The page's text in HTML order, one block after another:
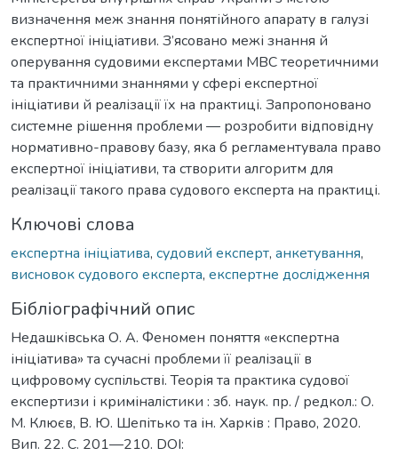
визначення меж знання понятійного апарату в галузі
експертної ініціативи. З’ясовано межі знання й
оперування судовими експертами МВС теоретичними
та практичними знаннями у сфері експертної
ініціативи й реалізації їх на практиці. Запропоновано
системне рішення проблеми — розробити відповідну
нормативно-правову базу, яка б регламентувала право
експертної ініціативи, та створити алгоритм для
реалізації такого права судового експерта на практиці.
Ключові слова
експертна ініціатива, судовий експерт, анкетування,
висновок судового експерта, експертне дослідження
Бібліографічний опис
Недашківська О. А. Феномен поняття «експертна
ініціатива» та сучасні проблеми її реалізації в
цифровому суспільстві. Теорія та практика судової
експертизи і криміналістики : зб. наук. пр. / редкол.: О.
М. Клюєв, В. Ю. Шепітько та ін. Харків : Право, 2020.
Вип. 22. С. 201—210. DOI: